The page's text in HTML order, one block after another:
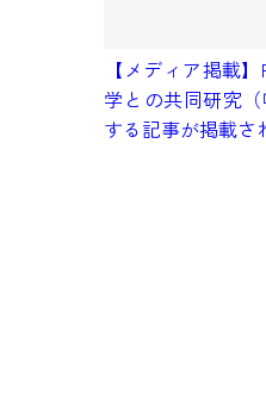
【メディア掲載
学との共同研究
する記事が掲載さ